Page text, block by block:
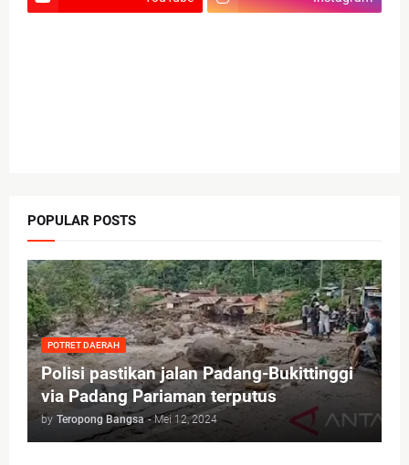
POPULAR POSTS
POTRET DAERAH
Polisi pastikan jalan Padang-Bukittinggi
via Padang Pariaman terputus
by Teropong Bangsa - Mei 12, 2024